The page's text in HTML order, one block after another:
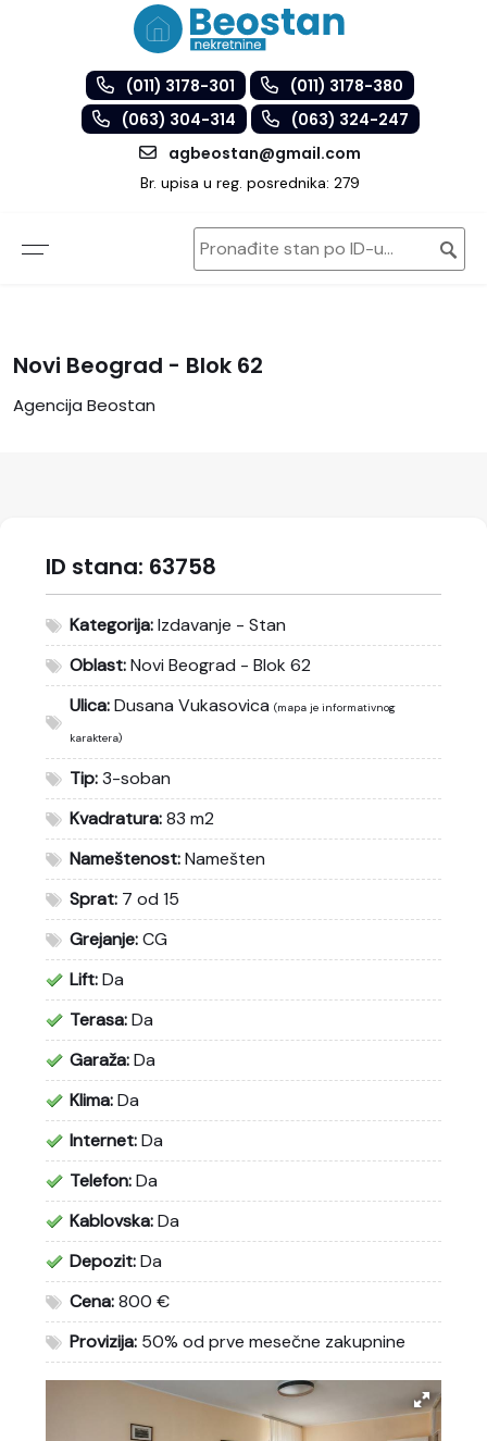
(011) 3178-301
(011) 3178-380
(063) 304-314
(063) 324-247
agbeostan@gmail.com
Br. upisa u reg. posrednika: 279
Novi Beograd - Blok 62
Agencija Beostan
ID stana: 63758
Kategorija:Izdavanje - Stan
Oblast:Novi Beograd - Blok 62
Ulica:Dusana Vukasovica (mapa je informativnog
karaktera)
Tip:3-soban
Kvadratura:83 m2
Nameštenost:Namešten
Sprat: 7 od 15
Grejanje:CG
Lift:Da
Terasa:Da
Garaža:Da
Klima:Da
Internet:Da
Telefon:Da
Kablovska:Da
Depozit:Da
Cena:800 €
Provizija: 50% od prve mesečne zakupnine